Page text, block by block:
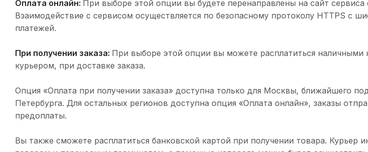
Оплата онлайн: При выборе этой опции вы будете перенаправлены на сайт сервиса
Взаимодействие с сервисом осуществляется по безопасному протоколу HTTPS с
платежей.
При получении заказа: При выборе этой опции вы можете расплатиться наличными
курьером, при доставке заказа.
Опция «Оплата при получении заказа» доступна только для Москвы, ближайшего
Петербурга. Для остальных регионов доступна опция «Оплата онлайн», заказы
предоплаты.
Вы также сможете расплатиться банковской картой при получении товара. Курьер